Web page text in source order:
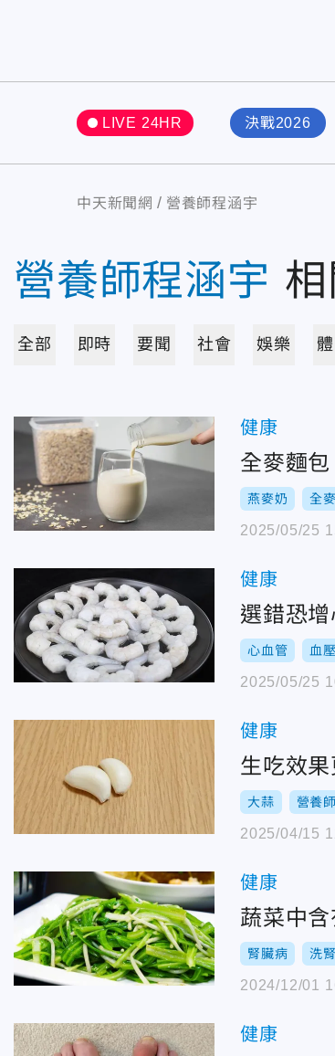
LIVE 24HR 決戰2026
中天新聞網 營養師程涵宇
營養師程涵宇
全部 即時 要聞 社會 娛樂
健康
全麥麵
燕麥奶 全
2025/05/25
健康
選錯恐
心血管 血壓
2025/05/25
健康
生吃效
大蒜 營養
2025/04/15
健康
蔬菜中
腎臟病 洗腎
2024/12/01
健康